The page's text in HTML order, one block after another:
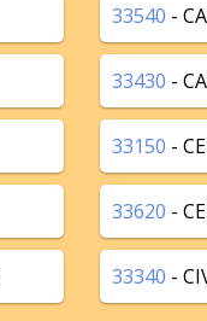
33540 -
33430 -
33150 -
33620 -
33340 -